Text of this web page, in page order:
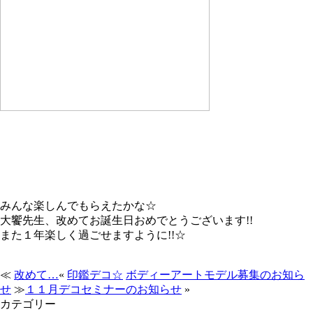
みんな楽しんでもらえたかな☆
大饗先生、改めてお誕生日おめでとうございます!!
また１年楽しく過ごせますように!!☆
≪ 改めて…« 印鑑デコ☆ ボディーアートモデル募集のお知ら
せ ≫ １１月デコセミナーのお知らせ »
カテゴリー